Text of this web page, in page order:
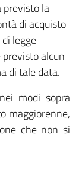
previsto la
di acquisto
legge
alcun
di tale data.
modi sopra
maggiorenne,
che non si